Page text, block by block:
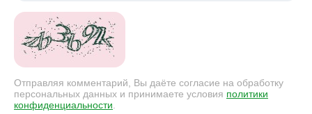
Отправляя комментарий, Вы даёте согласие на обработку
персональных данных и принимаете условия политики
конфиденциальности